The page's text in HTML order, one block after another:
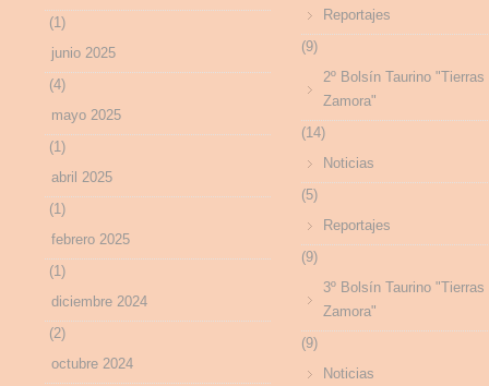
(1)
junio 2025
(4)
mayo 2025
(1)
abril 2025
(1)
febrero 2025
(1)
diciembre 2024
(2)
octubre 2024
Reportajes
(9)
2º Bolsín Taurino "Tierras
Zamora"
(14)
Noticias
(5)
Reportajes
(9)
3º Bolsín Taurino "Tierras
Zamora"
(9)
Noticias